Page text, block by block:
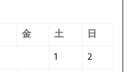
金 土
日
1
2